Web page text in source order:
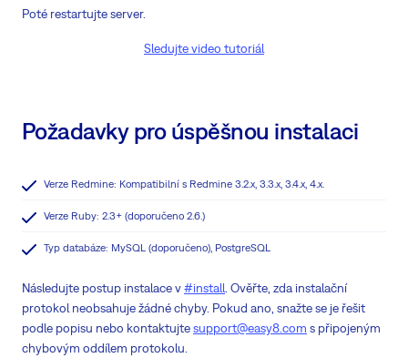
Poté restartujte server.
Sledujte video tutoriál
Požadavky pro úspěšnou instalaci
Verze Redmine: Kompatibilní s Redmine 3.2.x, 3.3.x, 3.4.x, 4.x.
Verze Ruby: 2.3+ (doporučeno 2.6.)
Typ databáze: MySQL (doporučeno), PostgreSQL
Následujte postup instalace v#install . Ověřte, zda instalační
protokol neobsahuje žádné chyby. Pokud ano, snažte se je řešit
podle popisu nebo kontaktujtesupport@easy8.com s připojeným
chybovým oddílem protokolu.